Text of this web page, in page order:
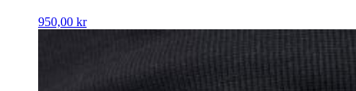
950,00 kr